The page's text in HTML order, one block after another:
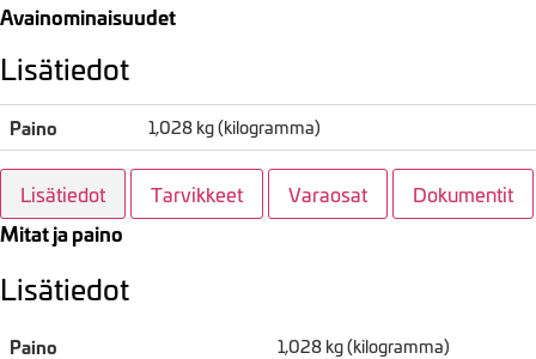
Avainominaisuudet
Lisätiedot
Paino 1,028 kg (kilogramma)
Lisätiedot Tarvikkeet Varaosat Dokumentit
Mitat ja paino
Lisätiedot
Paino 1,028 kg (kilogramma)